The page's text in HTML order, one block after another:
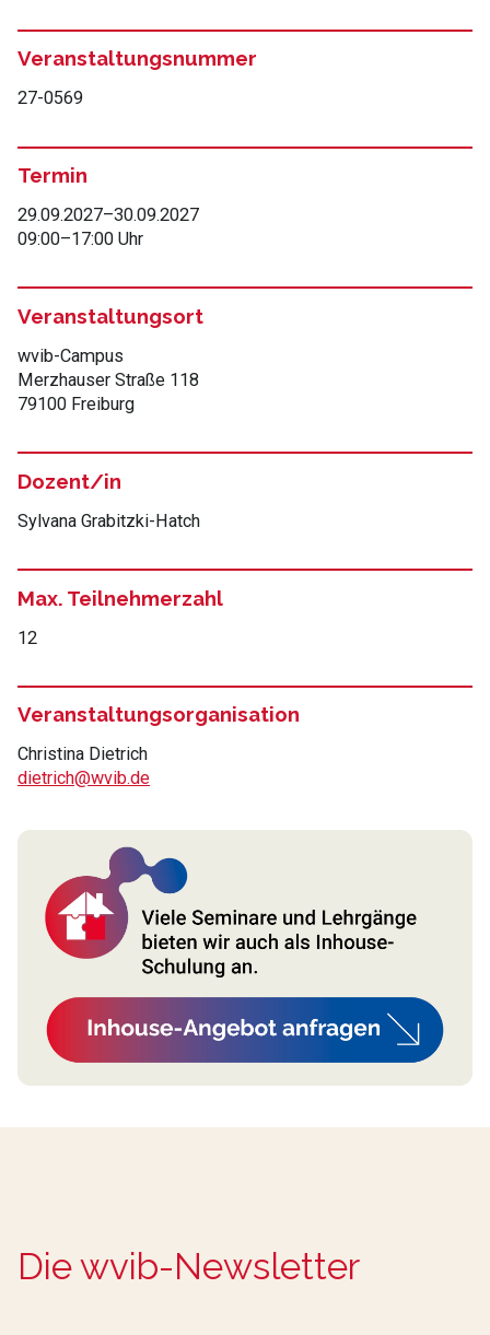
Veranstaltungsnummer
27-0569
Termin
29.09.2027–30.09.2027
09:00–17:00 Uhr
Veranstaltungsort
wvib-Campus
Merzhauser Straße 118
79100 Freiburg
Dozent/in
Sylvana Grabitzki-Hatch
Max. Teilnehmerzahl
12
Veranstaltungsorganisation
Christina Dietrich
dietrich@wvib.de
Die wvib-Newsletter